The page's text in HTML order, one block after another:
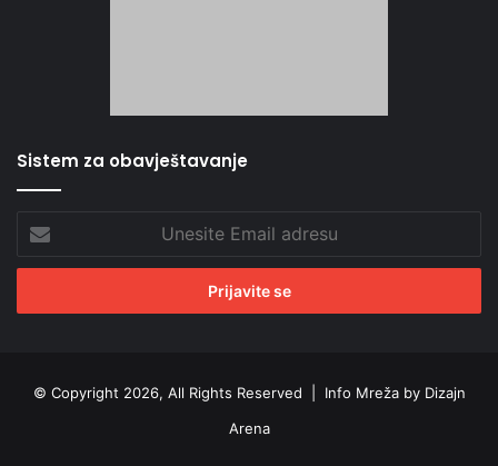
Sistem za obavještavanje
Email
adresu
© Copyright 2026, All Rights Reserved | Info Mreža by Dizajn
Arena